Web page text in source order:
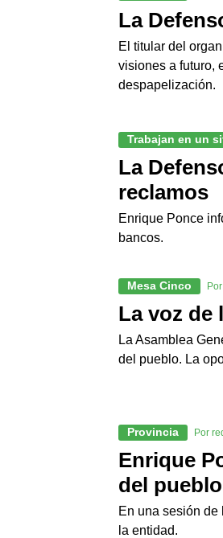
La
El titular del
visiones a futuro,
despapelización.
Trabajan en un
La
reclamos
Enrique Ponce
bancos.
Mesa Cinco
La voz de
La Asamblea
del pueblo. La
Provincia Por
Enrique
del pueblo
En una sesión
la entidad.